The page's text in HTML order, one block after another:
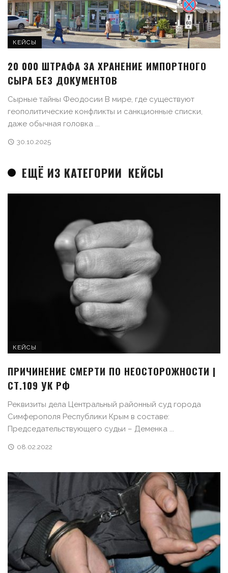
КЕЙСЫ
20 000 ШТРАФА ЗА ХРАНЕНИЕ ИМПОРТНОГО
СЫРА БЕЗ ДОКУМЕНТОВ
Сырные тайны Феодосии В мире, где существуют
геополитические конфликты и санкционные списки,
даже обычная головка ...
30.10.2025
ЕЩЁ ИЗ КАТЕГОРИИ КЕЙСЫ
КЕЙСЫ
ПРИЧИНЕНИЕ СМЕРТИ ПО НЕОСТОРОЖНОСТИ |
СТ.109 УК РФ
Реквизиты дела Центральный районный суд города
Симферополя Республики Крым в составе:
Председательствующего судьи – Деменка ...
08.02.2022